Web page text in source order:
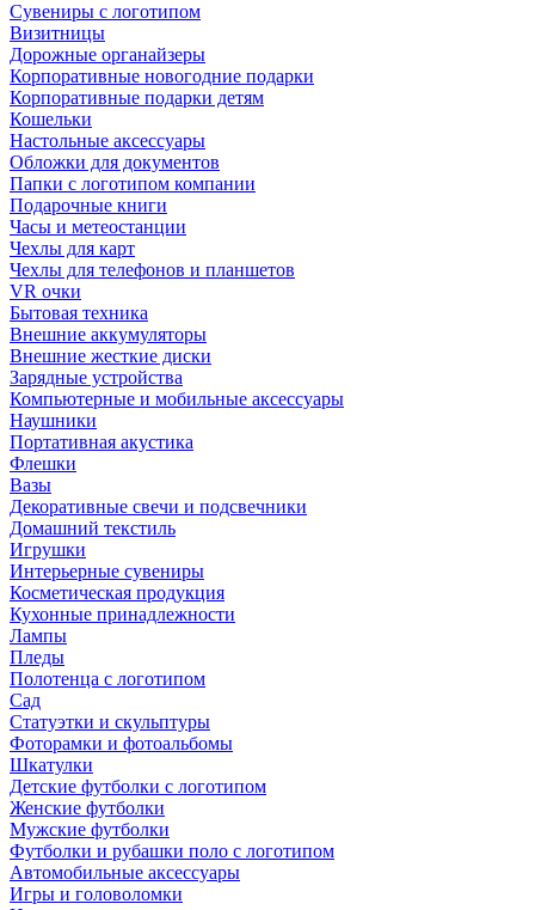
Сувениры с логотипом
Визитницы
Дорожные органайзеры
Корпоративные новогодние подарки
Корпоративные подарки детям
Кошельки
Настольные аксессуары
Обложки для документов
Папки с логотипом компании
Подарочные книги
Часы и метеостанции
Чехлы для карт
Чехлы для телефонов и планшетов
VR очки
Бытовая техника
Внешние аккумуляторы
Внешние жесткие диски
Зарядные устройства
Компьютерные и мобильные аксессуары
Наушники
Портативная акустика
Флешки
Вазы
Декоративные свечи и подсвечники
Домашний текстиль
Игрушки
Интерьерные сувениры
Косметическая продукция
Кухонные принадлежности
Лампы
Пледы
Полотенца с логотипом
Сад
Статуэтки и скульптуры
Фоторамки и фотоальбомы
Шкатулки
Детские футболки с логотипом
Женские футболки
Мужские футболки
Футболки и рубашки поло с логотипом
Автомобильные аксессуары
Игры и головоломки